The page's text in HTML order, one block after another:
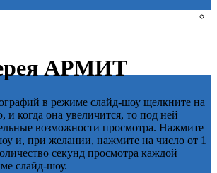
АРМИТ
в режиме слайд-шоу щелкните на
когда она увеличится, то под ней
возможности просмотра. Нажмите
и, при желании, нажмите на число от 1
секунд просмотра каждой
слайд-шоу.